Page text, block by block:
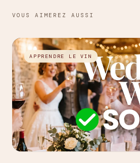
VOUS AIMEREZ AUSSI
APPRENDRE LE VIN